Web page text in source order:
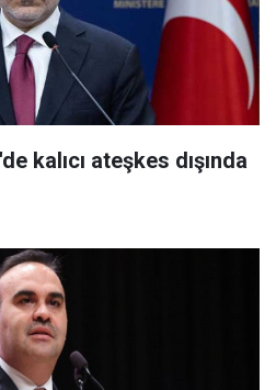
kalıcı ateşkes dışında